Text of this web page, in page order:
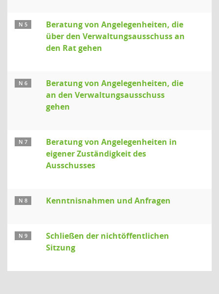
N 5
Beratung von Angelegenheiten, die
über den Verwaltungsausschuss an
den Rat gehen
N 6
Beratung von Angelegenheiten, die
an den Verwaltungsausschuss
gehen
N 7
Beratung von Angelegenheiten in
eigener Zuständigkeit des
Ausschusses
N 8 Kenntnisnahmen und Anfragen
N 9
Schließen der nichtöffentlichen
Sitzung